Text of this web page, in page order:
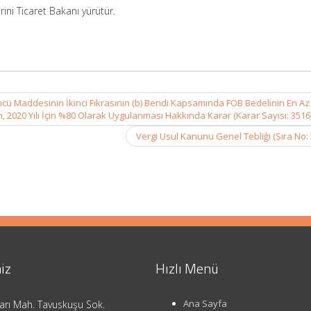
Ticaret Bakanı yürütür.
Maddesinin İkinci Fıkrasının (b) Bendi Kapsamında FOB Bedelinin En Az
Yılı İçin %80 Olarak Uygulanması Hakkında Karar (Karar Sayısı:
Vergi Usul Kanunu Genel Tebliği (Sıra No:
Mah. Tavuskuşu Sok.
Hızlı Menü
Ana Sayfa